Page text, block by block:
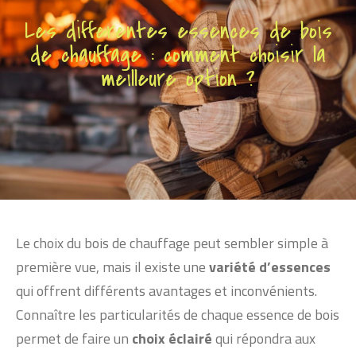
Les differentes essences de bois
de chauffage : comment choisir la
meilleure option ?
Le choix du bois de chauffage peut sembler simple à
première vue, mais il existe unevariété d’essences
qui offrent différents avantages et inconvénients.
Connaître les particularités de chaque essence de bois
permet de faire un choix éclairéqui répondra aux